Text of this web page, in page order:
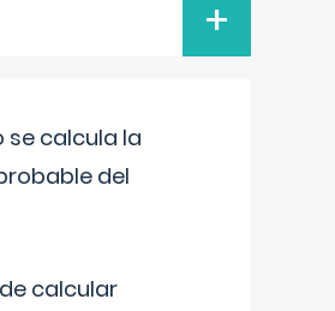
+
se calcula la
del
calcular